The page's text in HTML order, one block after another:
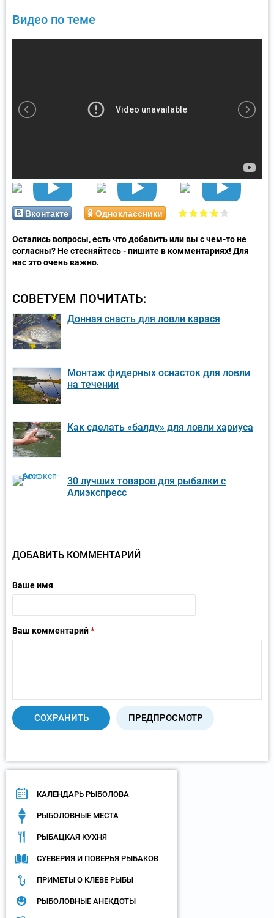
Видео по теме
Вконтакте Одноклассники
Остались вопросы, есть что добавить или вы с чем-то не
согласны? Не стесняйтесь - пишите в комментариях! Для
нас это очень важно.
СОВЕТУЕМ ПОЧИТАТЬ:
Донная снасть для ловли карася
Монтаж фидерных оснасток для ловли
на течении
Как сделать «балду» для ловли хариуса
30 лучших товаров для рыбалки с
Алиэкспресс
ДОБАВИТЬ КОММЕНТАРИЙ
Ваше имя
Ваш комментарий*
КАЛЕНДАРЬ РЫБОЛОВА
РЫБОЛОВНЫЕ МЕСТА
РЫБАЦКАЯ КУХНЯ
СУЕВЕРИЯ И ПОВЕРЬЯ РЫБАКОВ
ПРИМЕТЫ О КЛЕВЕ РЫБЫ
РЫБОЛОВНЫЕ АНЕКДОТЫ